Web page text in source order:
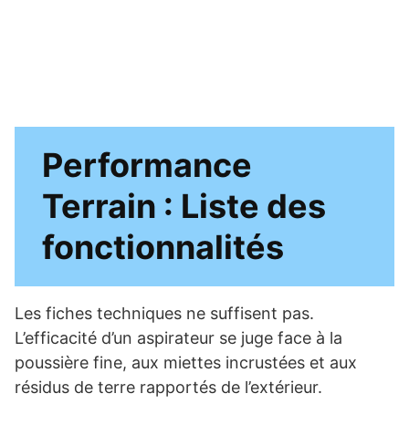
Performance
Terrain : Liste des
fonctionnalités
Les fiches techniques ne suffisent pas.
L’efficacité d’un aspirateur se juge face à la
poussière fine, aux miettes incrustées et aux
résidus de terre rapportés de l’extérieur.